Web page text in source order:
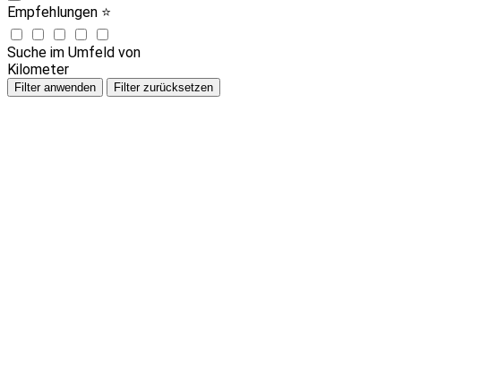
Empfehlungen ⭐
Suche im Umfeld von
Kilometer
Filter anwenden Filter zurücksetzen